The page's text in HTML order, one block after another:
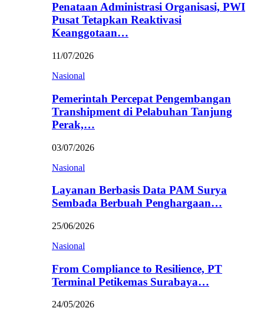
Penataan Administrasi Organisasi, PWI
Pusat Tetapkan Reaktivasi
Keanggotaan…
11/07/2026
Nasional
Pemerintah Percepat Pengembangan
Transhipment di Pelabuhan Tanjung
Perak,…
03/07/2026
Nasional
Layanan Berbasis Data PAM Surya
Sembada Berbuah Penghargaan…
25/06/2026
Nasional
From Compliance to Resilience, PT
Terminal Petikemas Surabaya…
24/05/2026